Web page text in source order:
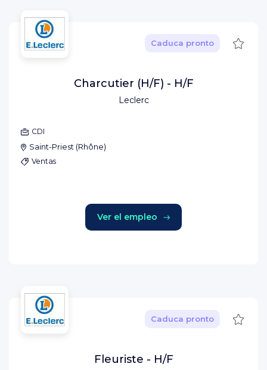
Leclerc
Caduca pronto
Charcutier (H/F) - H/F
CDI
Saint-Priest (Rhône)
Ventas
Ver el empleo
Caduca pronto
Fleuriste - H/F